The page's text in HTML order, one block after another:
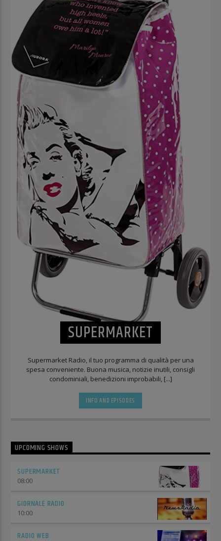
SUPERMARKET
Supermarket Radio, il tuo programma di qualità per una
spesa conveniente. Buona musica, notizie inutili, consigli
condominiali, benedizioni improbabili, [...]
INFO AND EPISODES
UPCOMING SHOWS
SUPERMARKET
08:00
GIORNALE RADIO
10:00
RADIO WEB